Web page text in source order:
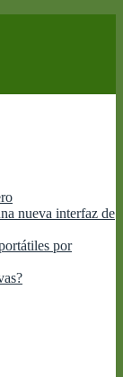
nueva interfaz de
por